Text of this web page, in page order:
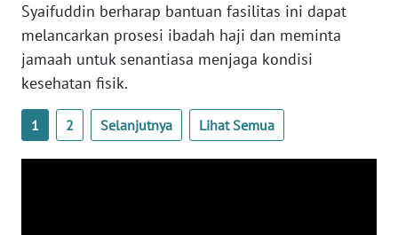
Syaifuddin berharap bantuan fasilitas ini dapat
melancarkan prosesi ibadah haji dan meminta
jamaah untuk senantiasa menjaga kondisi
kesehatan fisik.
1 2 Selanjutnya Lihat Semua
WN
BABEL
SUMBAR